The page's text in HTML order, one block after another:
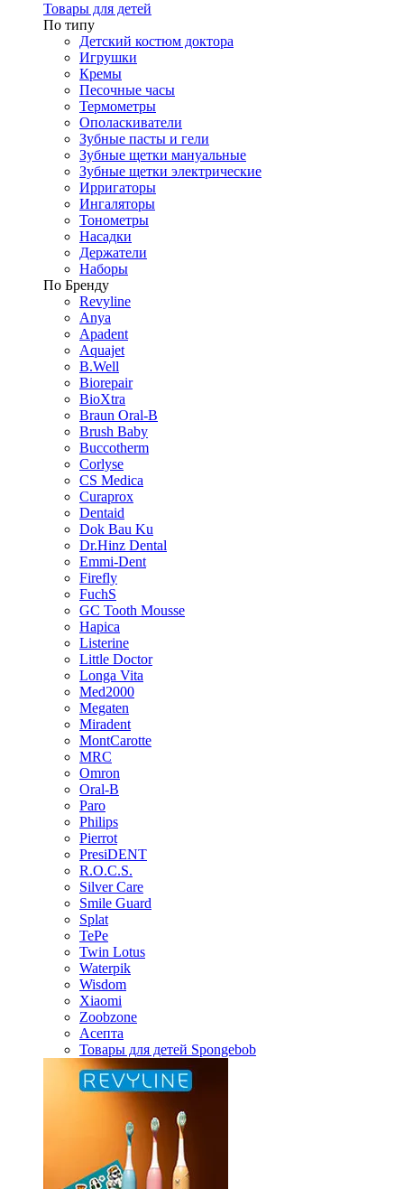
Товары для детей
По типу
Детский костюм доктора
Игрушки
Кремы
Песочные часы
Термометры
Ополаскиватели
Зубные пасты и гели
Зубные щетки мануальные
Зубные щетки электрические
Ирригаторы
Ингаляторы
Тонометры
Насадки
Держатели
Наборы
По Бренду
Revyline
Anya
Apadent
Aquajet
B.Well
Biorepair
BioXtra
Braun Oral-B
Brush Baby
Buccotherm
Corlyse
CS Medica
Curaprox
Dentaid
Dok Bau Ku
Dr.Hinz Dental
Emmi-Dent
Firefly
FuchS
GC Tooth Mousse
Hapica
Listerine
Little Doctor
Longa Vita
Med2000
Megaten
Miradent
MontCarotte
MRC
Omron
Oral-B
Paro
Philips
Pierrot
PresiDENT
R.O.C.S.
Silver Care
Smile Guard
Splat
TePe
Twin Lotus
Waterpik
Wisdom
Xiaomi
Zoobzone
Асепта
Товары для детей Spongebob